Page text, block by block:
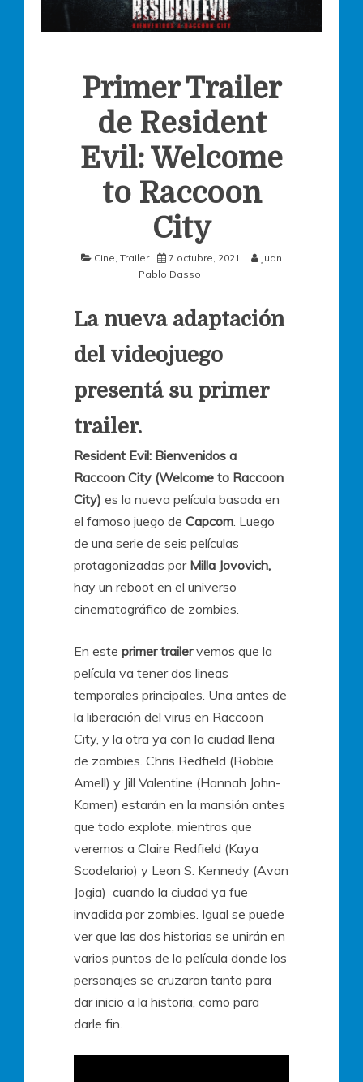
Primer Trailer
de Resident
Evil: Welcome
to Raccoon
City
Cine, Trailer 7 octubre, 2021
Juan
Pablo Dasso
La nueva adaptación
del videojuego
presentá su primer
trailer.
Resident Evil: Bienvenidos a
Raccoon City (Welcome to Raccoon
City) es la nueva película basada en
el famoso juego de Capcom. Luego
de una serie de seis películas
protagonizadas por Milla Jovovich,
hay un reboot en el universo
cinematográfico de zombies.
En este primer trailervemos que la
película va tener dos lineas
temporales principales. Una antes de
la liberación del virus en Raccoon
City, y la otra ya con la ciudad llena
de zombies. Chris Redfield (Robbie
Amell) y Jill Valentine (Hannah John-
Kamen) estarán en la mansión antes
que todo explote, mientras que
veremos a Claire Redfield (Kaya
Scodelario) y Leon S. Kennedy (Avan
Jogia) cuando la ciudad ya fue
invadida por zombies. Igual se puede
ver que las dos historias se unirán en
varios puntos de la película donde los
personajes se cruzaran tanto para
dar inicio a la historia, como para
darle fin.